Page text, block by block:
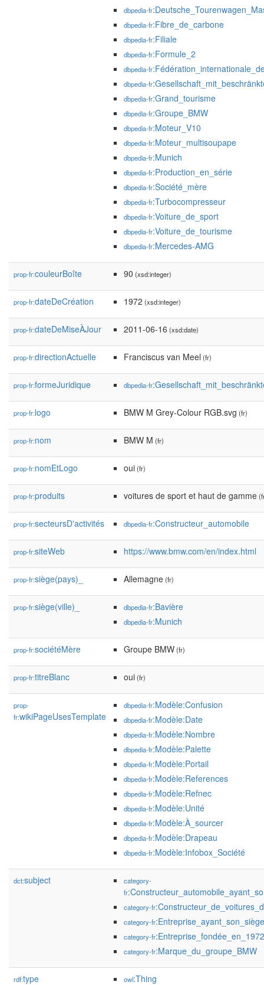
dbpedia-fr
dbpedia-fr:Fibre_de_carbone
dbpedia-fr:Filiale
dbpedia-fr:Formule_2
dbpedia-fr
dbpedia-fr
dbpedia-fr:Grand_tourisme
dbpedia-fr:Groupe_BMW
dbpedia-fr:Moteur_V10
dbpedia-fr:Moteur_multisoupape
dbpedia-fr:Munich
dbpedia-fr:Production_en_série
dbpedia-fr:Société_mère
dbpedia-fr:Turbocompresseur
dbpedia-fr:Voiture_de_sport
dbpedia-fr:Voiture_de_tourisme
dbpedia-fr:Mercedes-AMG
prop-fr:couleurBoîte 90 (xsd:integer)
prop-fr:dateDeCréation 1972 (xsd:integer)
prop-fr:dateDeMiseÀJour 2011-06-16 (xsd:date)
prop-fr:directionActuelle Franciscus van Meel (fr)
prop-fr:formeJuridique dbpedia-fr
prop-fr:logo BMW M Grey-Colour RGB.svg (fr)
prop-fr:nom BMW M (fr)
prop-fr:nomEtLogo oui(fr)
prop-fr:produits voitures de sport et haut de gamme
prop-fr:secteursD'activités dbpedia-fr:Constructeur_automobile
prop-fr:siteWeb https://www.bmw.com/en/index.html
prop-fr:siège(pays)_ Allemagne(fr)
prop-fr:siège(ville)_ dbpedia-fr:Bavière
dbpedia-fr:Munich
prop-fr:sociétéMère Groupe BMW(fr)
prop-fr:titreBlanc oui(fr)
prop-
fr:wikiPageUsesTemplate
dbpedia-fr:Modèle:Confusion
dbpedia-fr:Modèle:Date
dbpedia-fr:Modèle:Nombre
dbpedia-fr:Modèle:Palette
dbpedia-fr:Modèle:Portail
dbpedia-fr:Modèle:References
dbpedia-fr:Modèle:Refnec
dbpedia-fr:Modèle:Unité
dbpedia-fr:Modèle:À_sourcer
dbpedia-fr:Modèle:Drapeau
dbpedia-fr:Modèle:Infobox_Société
dct:subject
category-
fr
category-fr
category-fr
category-fr:Entreprise_fondée_en_1972
category-fr:Marque_du_groupe_BMW
rdf:type owl:Thing